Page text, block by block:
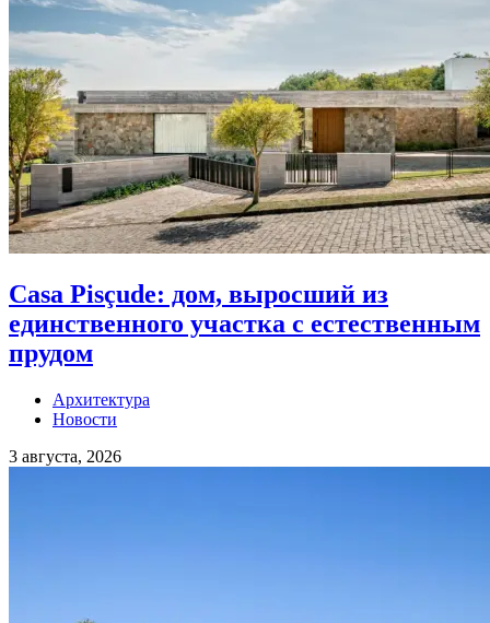
Casa Pisçude: дом, выросший из
единственного участка с естественным
прудом
Архитектура
Новости
3 августа, 2026